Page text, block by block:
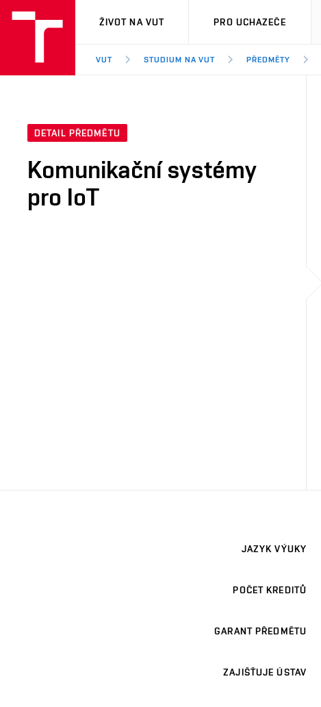
VUT
ŽIVOT NA VUT PRO UCHAZEČE
VUT STUDIUM NA VUT PŘEDMĚTY
DETAIL PŘEDMĚTU
Komunikační systémy
pro IoT
JAZYK VÝUKY
POČET KREDITŮ
GARANT PŘEDMĚTU
ZAJIŠŤUJE ÚSTAV